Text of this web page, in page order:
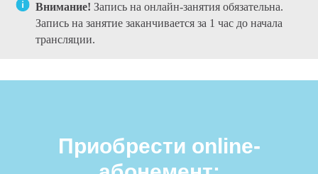
Внимание! Запись на онлайн-занятия обязательна.
Запись на занятие заканчивается за 1 час до начала
трансляции.
Приобрести оnline-